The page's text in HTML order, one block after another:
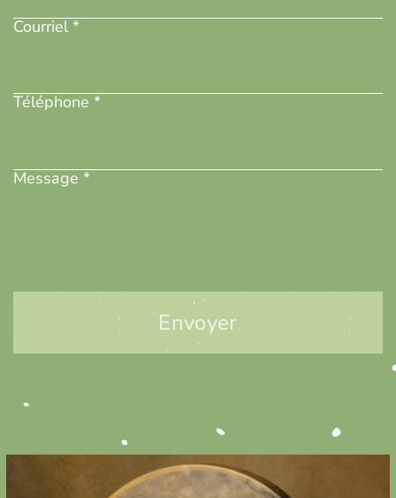
courriel(Nécessaire)
Courriel *
Téléphone *
Message *